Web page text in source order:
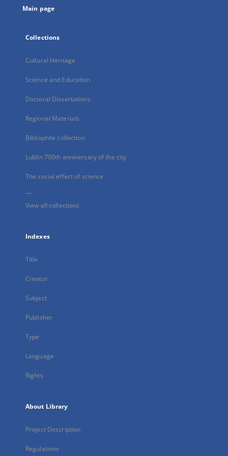
Main page
Collections
Cultural Heritage
Science and Education
Doctoral Dissertations
Regional Materials
Bibliophile collection
Lublin 700th anniversary of the city
The social effect of science
...
View all collections
Indexes
Title
Creator
Subject
Publisher
Type
Language
Rights
About Library
Project Description
Regulations